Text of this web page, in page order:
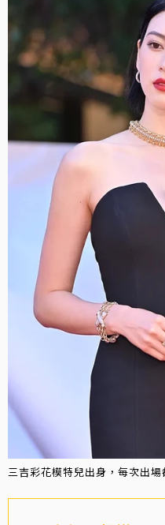
三吉彩花模特兒出身，每次出